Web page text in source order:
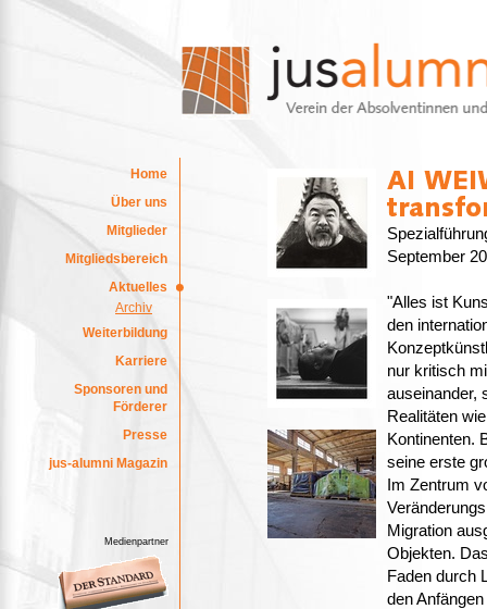
Home
Über uns
Mitglieder
Mitgliedsbereich
Aktuelles
Archiv
Weiterbildung
Karriere
Sponsoren und
Förderer
Presse
jus-alumni Magazin
Medienpartner
September
"Alles ist
den
nur kritisch
auseinander,
Realitäten
Kontinenten.
seine erste
Im Zentrum
Migration
Objekten.
Faden durch
den